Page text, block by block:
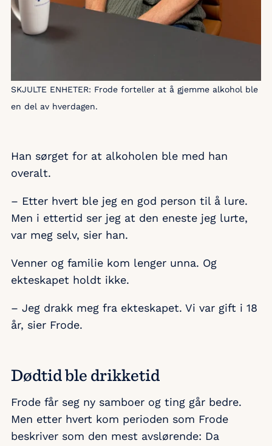
SKJULTE ENHETER: Frode forteller at å gjemme alkohol ble
en del av hverdagen.
Han sørget for at alkoholen ble med han
overalt.
– Etter hvert ble jeg en god person til å lure.
Men i ettertid ser jeg at den eneste jeg lurte,
var meg selv, sier han.
Venner og familie kom lenger unna. Og
ekteskapet holdt ikke.
– Jeg drakk meg fra ekteskapet. Vi var gift i 18
år, sier Frode.
Dødtid ble drikketid
Frode får seg ny samboer og ting går bedre.
Men etter hvert kom perioden som Frode
beskriver som den mest avslørende: Da